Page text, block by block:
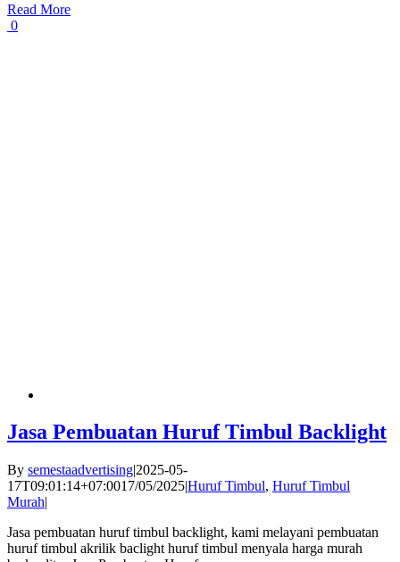
Read More
0
Jasa Pembuatan Huruf Timbul Backlight
By semestaadvertising|2025-05-
17T09:01:14+07:0017/05/2025|Huruf Timbul, Huruf Timbul
Murah|
Jasa pembuatan huruf timbul backlight, kami melayani pembuatan
huruf timbul akrilik baclight huruf timbul menyala harga murah